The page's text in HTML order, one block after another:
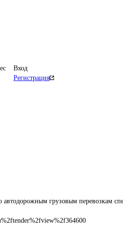
Вход
Регистрация
автодорожным грузовым перевозкам